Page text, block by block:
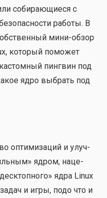
соби­ра­ю­щи­е­ся с
рабо­ты. В
мини-обзор
кото­рый помо­жет
пинг­вин под
ядро выбрать под
опти­ми­за­ций и улуч­
ядром, наце­
ядра Linux
и игры, подо что и